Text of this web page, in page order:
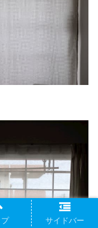
プ サイドバー